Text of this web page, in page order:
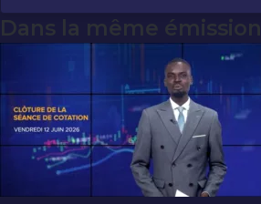
Dans la même émission